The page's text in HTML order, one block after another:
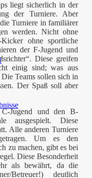
liegt sicherlich in der
der Turniere. Aber
Turniere in familiärer
werden. Nicht ohne
ohne sportliche
der F-Jugend und
Diese greifen
einig sind; was aus
Teams sollen sich in
Der Spaß soll aber
Jugend und den B-
ausgespielt. Diese
Alle anderen Turniere
Um es den
zu machen, gibt es bei
Diese Besonderheit
als bewährt, da die
Betreuer!) deutlich